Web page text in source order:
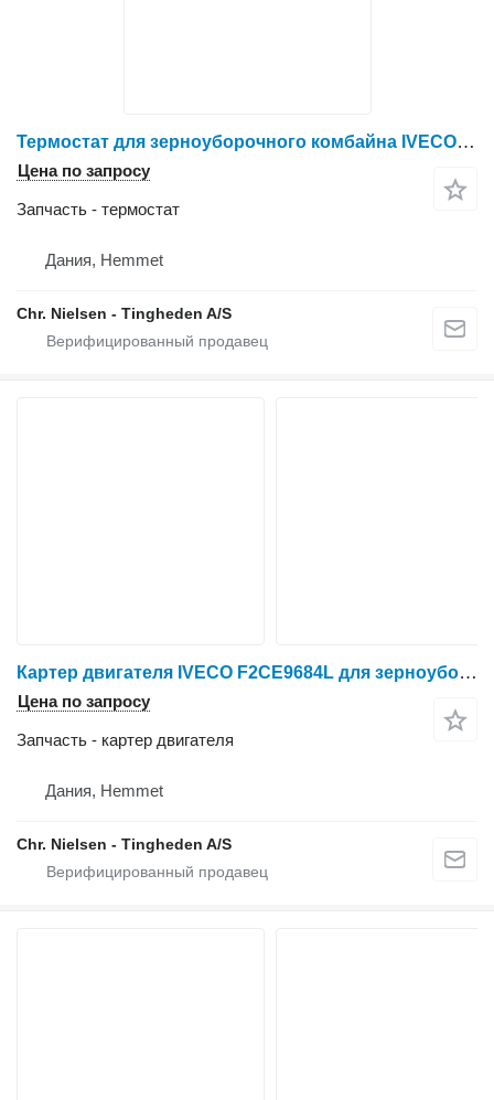
Термостат для зерноуборочного комбайна IVECO 8361 SRE 11
Цена по запросу
Запчасть - термостат
Дания, Hemmet
Chr. Nielsen - Tingheden A/S
Картер двигателя IVECO F2CE9684L для зерноуборочного комбайна Case IH 7010
Цена по запросу
Запчасть - картер двигателя
Дания, Hemmet
Chr. Nielsen - Tingheden A/S